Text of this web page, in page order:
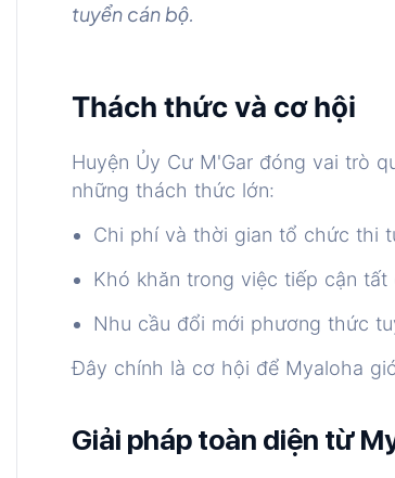
tuyển cán bộ.
Thách thức và cơ hội
Huyện Ủy Cư M'Gar đóng vai trò
những thách thức lớn:
Chi phí và thời gian tổ chức thi
Khó khăn trong việc tiếp cận
Nhu cầu đổi mới phương thức
Đây chính là cơ hội để Myaloha
Giải pháp toàn diện từ